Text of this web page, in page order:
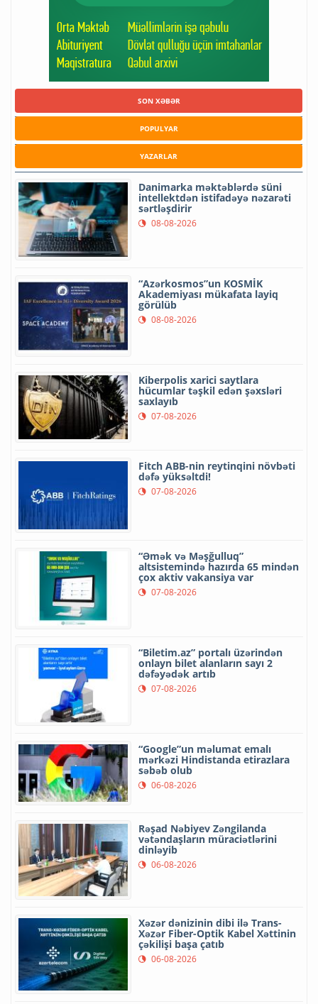
SON XƏBƏR
POPULYAR
YAZARLAR
Danimarka məktəblərdə süni
intellektdən istifadəyə nəzarəti
sərtləşdirir
08-08-2026
“Azərkosmos”un KOSMİK
Akademiyası mükafata layiq
görülüb
08-08-2026
Kiberpolis xarici saytlara
hücumlar təşkil edən şəxsləri
saxlayıb
07-08-2026
Fitch ABB-nin reytinqini növbəti
dəfə yüksəltdi!
07-08-2026
“Əmək və Məşğulluq”
altsistemində hazırda 65 mindən
çox aktiv vakansiya var
07-08-2026
“Biletim.az” portalı üzərindən
onlayn bilet alanların sayı 2
dəfəyədək artıb
07-08-2026
“Google”un məlumat emalı
mərkəzi Hindistanda etirazlara
səbəb olub
06-08-2026
Rəşad Nəbiyev Zəngilanda
vətəndaşların müraciətlərini
dinləyib
06-08-2026
Xəzər dənizinin dibi ilə Trans-
Xəzər Fiber-Optik Kabel Xəttinin
çəkilişi başa çatıb
06-08-2026